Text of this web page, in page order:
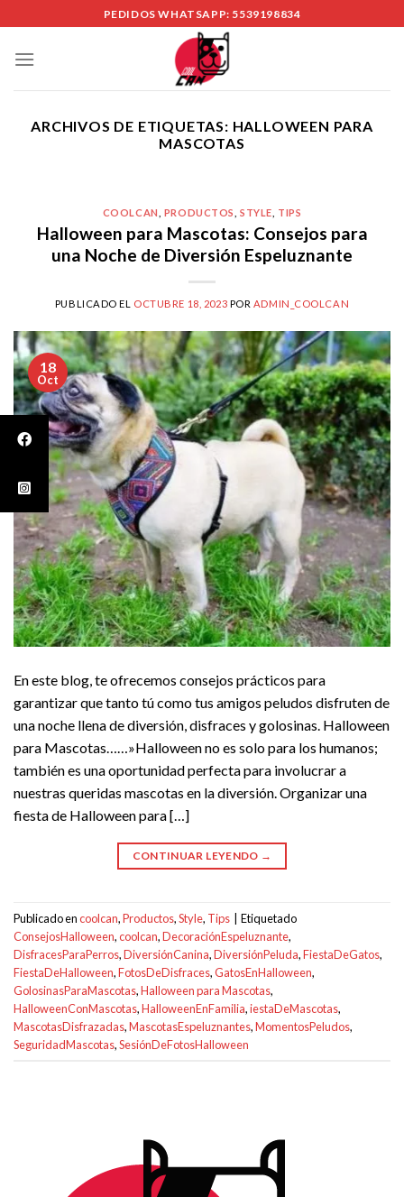
to
content
PEDIDOS WHATSAPP: 5539198834
ARCHIVOS DE ETIQUETAS: HALLOWEEN PARA
MASCOTAS
COOLCAN PRODUCTOS ,STYLE TIPS
Halloween para Mascotas: Consejos para
una Noche de Diversión Espeluznante
PUBLICADO EL OCTUBRE 18, 2023 POR ADMIN_COOLCAN
18
Oct
En este blog, te ofrecemos consejos prácticos para
garantizar que tanto tú como tus amigos peludos disfruten de
una noche llena de diversión, disfraces y golosinas. Halloween
para Mascotas……»Halloween no es solo para los humanos;
también es una oportunidad perfecta para involucrar a
nuestras queridas mascotas en la diversión. Organizar una
fiesta de Halloween para […]
CONTINUAR LEYENDO →
Publicado encoolcan,Productos,Style, Tips | Etiquetado
ConsejosHalloween,coolcan,DecoraciónEspeluznante,
DisfracesParaPerros,DiversiónCanina,DiversiónPeluda,FiestaDeGatos,
FiestaDeHalloween,FotosDeDisfraces,GatosEnHalloween,
GolosinasParaMascotas,Halloween para Mascotas,
HalloweenConMascotas,HalloweenEnFamilia,iestaDeMascotas,
MascotasDisfrazadas,MascotasEspeluznantes,MomentosPeludos,
SeguridadMascotas,SesiónDeFotosHalloween